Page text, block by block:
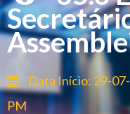
Data Início: 29-
PM